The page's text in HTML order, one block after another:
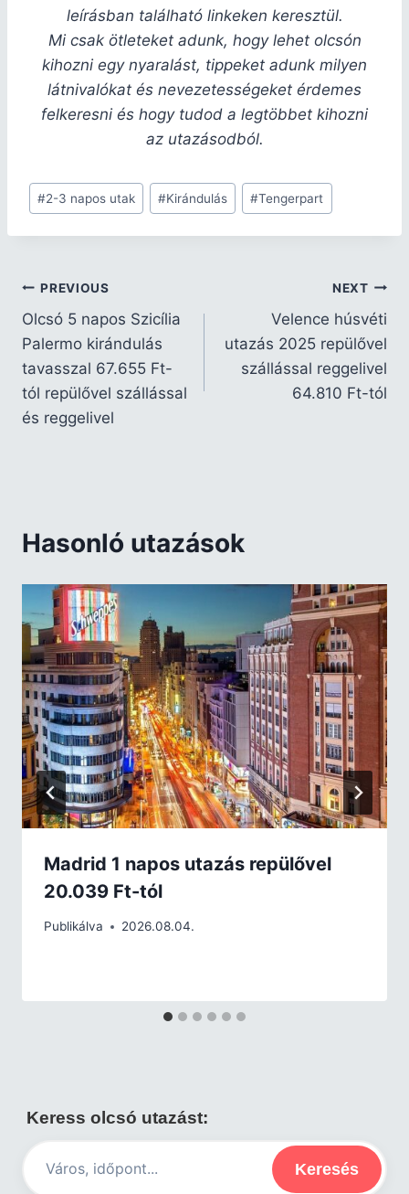
leírásban található linkeken keresztül.
Mi csak ötleteket adunk, hogy lehet olcsón
kihozni egy nyaralást, tippeket adunk milyen
látnivalókat és nevezetességeket érdemes
felkeresni és hogy tudod a legtöbbet kihozni
az utazásodból.
#2-3 napos utak #Kirándulás #Tengerpart
PREVIOUS
Olcsó 5 napos Szicília
Palermo kirándulás
tavasszal 67.655 Ft-
tól repülővel szállással
és reggelivel
NEXT
Velence húsvéti
utazás 2025 repülővel
szállással reggelivel
64.810 Ft-tól
Hasonló utazások
Madrid 1 napos utazás repülővel
20.039 Ft-tól
Publikálva 2026.08.04.
Keress olcsó utazást:
Keresés